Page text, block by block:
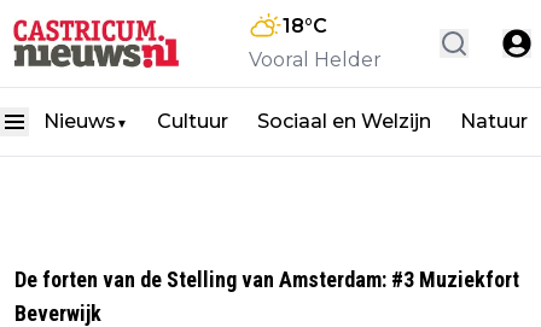
18°C
Vooral Helder
Nieuws ▼ Cultuur Sociaal en Welzijn Natuur
De forten van de Stelling van Amsterdam: #3 Muziekfort
Beverwijk